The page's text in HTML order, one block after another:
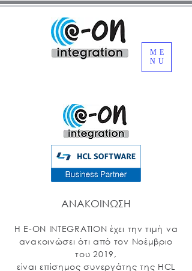
ME
NU
ΑΝΑΚΟΙΝΩΣΗ
H E-ON INTEGRATION έχει την τιμή να
ανακοινώσει ότι από τον Νοέμβριο
του 2019,
είναι επίσημος συνεργάτης της HCL